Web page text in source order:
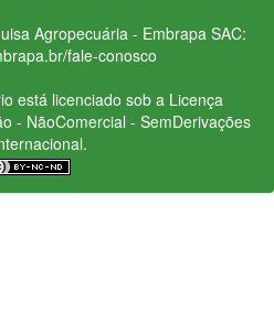
Agropecuária - Embrapa SAC:
fale-conosco
está licenciado sob a Licença
- NãoComercial - SemDerivações